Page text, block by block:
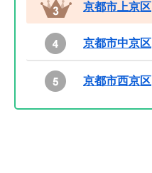
京都市上京区
京都市中京区
京都市西京区